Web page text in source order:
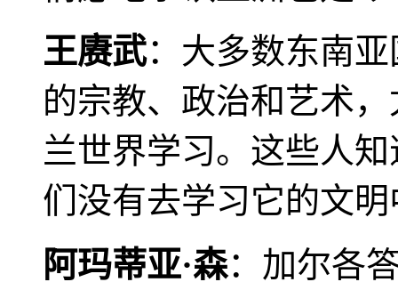
王赓武：大多数东南
的宗教、政治和艺术
兰世界学习。这些人
们没有去学习它的文
阿玛蒂亚·森：加尔各